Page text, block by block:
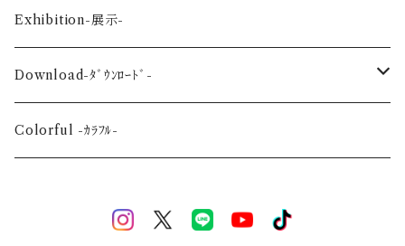
Flower-花-
Wedding-婚礼-
Event-祝祭-
Okinawa-沖縄-
A4
A3
A2
Exhibition-展示-
Download-ﾀﾞｳﾝﾛｰﾄﾞ-
Alphabet-文字-
Colorful -ｶﾗﾌﾙ-